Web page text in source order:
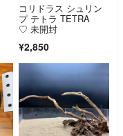
コリドラス シュリン
プ テトラ TETRA
♡ 未開封
¥2,850